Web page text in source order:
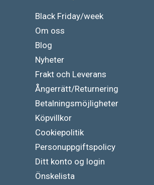
Black Friday/week
Om oss
Blog
Nyheter
Frakt och Leverans
Ångerrätt/Returnering
Betalningsmöjligheter
Köpvillkor
Cookiepolitik
Personuppgiftspolicy
Ditt konto og login
Önskelista